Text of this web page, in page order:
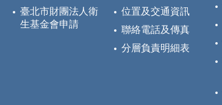
臺北市財團法人衛
生基金會申請
位置及交通資訊
聯絡電話及傳真
分層負責明細表